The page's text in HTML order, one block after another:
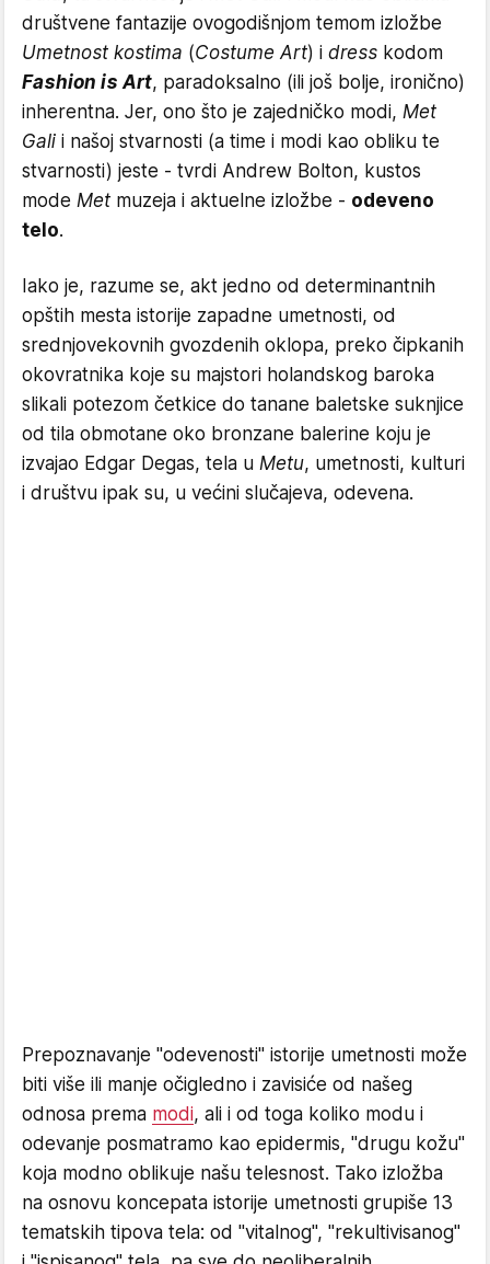
društvene fantazije ovogodišnjom temom izložbe
Umetnost kostima (Costume Art) i dress kodom
Fashion is Art, paradoksalno (ili još bolje, ironično)
inherentna. Jer, ono što je zajedničko modi, Met
Gali i našoj stvarnosti (a time i modi kao obliku te
stvarnosti) jeste - tvrdi Andrew Bolton, kustos
mode Met muzeja i aktuelne izložbe - odeveno
telo.
Iako je, razume se, akt jedno od determinantnih
opštih mesta istorije zapadne umetnosti, od
srednjovekovnih gvozdenih oklopa, preko čipkanih
okovratnika koje su majstori holandskog baroka
slikali potezom četkice do tanane baletske suknjice
od tila obmotane oko bronzane balerine koju je
izvajao Edgar Degas, tela u Metu, umetnosti, kulturi
i društvu ipak su, u većini slučajeva, odevena.
Prepoznavanje "odevenosti" istorije umetnosti može
biti više ili manje očigledno i zavisiće od našeg
odnosa prema modi, ali i od toga koliko modu i
odevanje posmatramo kao epidermis, "drugu kožu"
koja modno oblikuje našu telesnost. Tako izložba
na osnovu koncepata istorije umetnosti grupiše 13
tematskih tipova tela: od "vitalnog", "rekultivisanog"